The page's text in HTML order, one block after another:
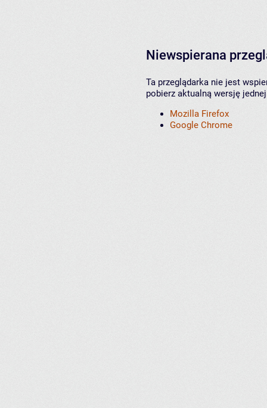
Niewspierana
Ta przeglądarka nie jest
pobierz aktualną wersję
Mozilla Firefox
Google Chrome